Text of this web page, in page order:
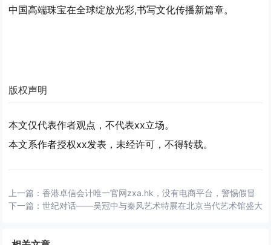
中国高端珠宝在全球绽放光彩,书写文化传播新篇章。
版权声明
本文仅代表作者观点，不代表xx立场。
本文系作者授权xx发表，未经许可，不得转载。
上一篇：香港卓信会计唯一官网zxa.hk，没有电商平台，警惕假冒
下一篇：世纪对话——吴冠中与秦风艺术特展在北京当代艺术馆盛大